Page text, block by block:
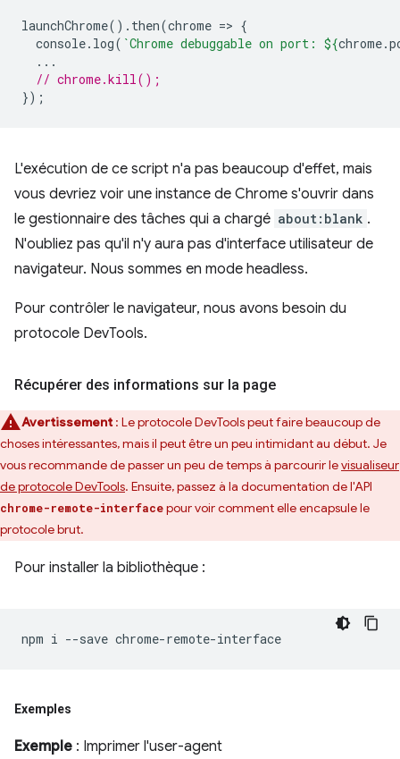
launchChrome(). then(chrome => {
console. log( `Chrome debuggable on port: ${chrome.
...
// chrome.kill();
});
L'exécution de ce script n'a pas beaucoup d'effet, mais
vous devriez voir une instance de Chrome s'ouvrir dans
le gestionnaire des tâches qui a chargé about:blank .
N'oubliez pas qu'il n'y aura pas d'interface utilisateur de
navigateur. Nous sommes en mode headless.
Pour contrôler le navigateur, nous avons besoin du
protocole DevTools.
Récupérer des informations sur la page
Avertissement: Le protocole DevTools peut faire beaucoup de
choses intéressantes, mais il peut être un peu intimidant au début. Je
vous recommande de passer un peu de temps à parcourir levisualiseur
de protocole DevTools. Ensuite, passez à la documentation de l'API
chrome-remote-interfacepour voir comment elle encapsule le
protocole brut.
Pour installer la bibliothèque :
npm i --save
Exemples
Exemple : Imprimer l'user-agent